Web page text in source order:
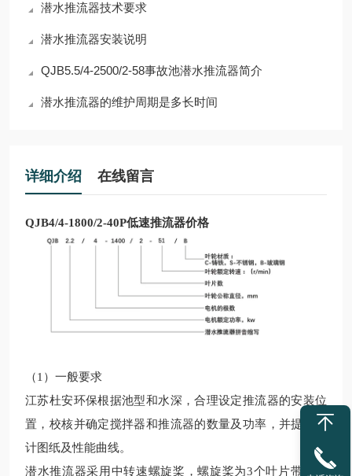
潜水推流器技术要求
潜水推流器安装说明
QJB5.5/4-2500/2-58事故池潜水推流器简介
潜水推流器的维护周期是多长时间
详细介绍 在线留言
QJB4/4-1800/2-40P低速推流器价格
（1）一般要求
江苏杜安环保根据池型和水深，合理设定推流器的安装位
置，校核并确定搅拌器和推流器的数量及功率，并提供设
计图纸及性能曲线。
潜水推流器采用中转速螺旋桨，螺旋桨为3个叶片带导流